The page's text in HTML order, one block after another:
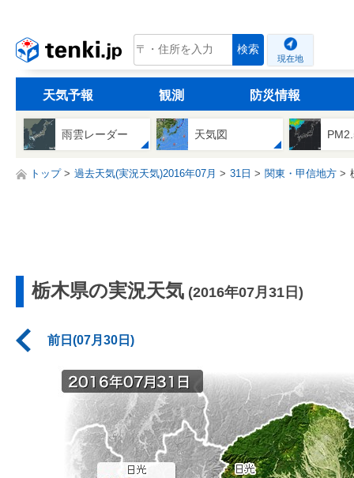
tenki.jp 検索
現在地
天気予報 観測 防災情報
雨雲レーダー 天気図
トップ 過去天気(実況天気)2016年07月 31日 関東・甲信地方
栃木県の実況天気 (2016年07月31日)
前日(07月30日)